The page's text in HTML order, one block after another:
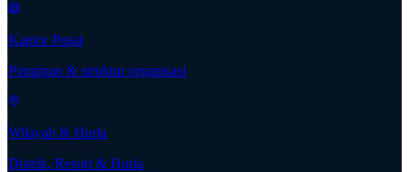
Kantor Pusat
Pimpinan & struktur organisasi
Wilayah & Huria
Distrik, Resort & Huria